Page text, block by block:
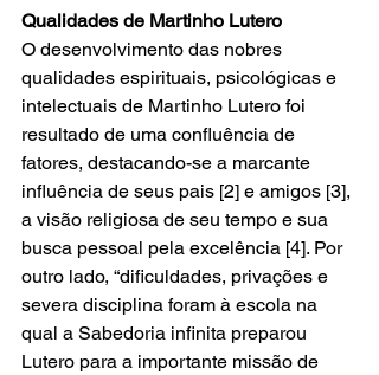
Qualidades de Martinho Lutero
O desenvolvimento das nobres
qualidades espirituais, psicológicas e
intelectuais de Martinho Lutero foi
resultado de uma confluência de
fatores, destacando-se a marcante
influência de seus pais [2] e amigos [3],
a visão religiosa de seu tempo e sua
busca pessoal pela excelência [4]. Por
outro lado, “dificuldades, privações e
severa disciplina foram à escola na
qual a Sabedoria infinita preparou
Lutero para a importante missão de